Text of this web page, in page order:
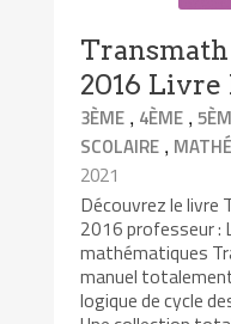
2016 Livre
3ÈME , 4ÈME ,
SCOLAIRE ,
2021
Découvrez le livre
2016 professeur :
mathématiques
manuel
logique de cycle